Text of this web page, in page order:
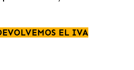
EL IVA